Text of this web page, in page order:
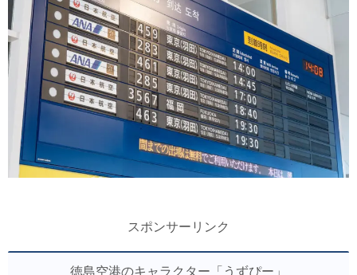
スポンサーリンク
徳島空港のキャラクター「うずぴー」